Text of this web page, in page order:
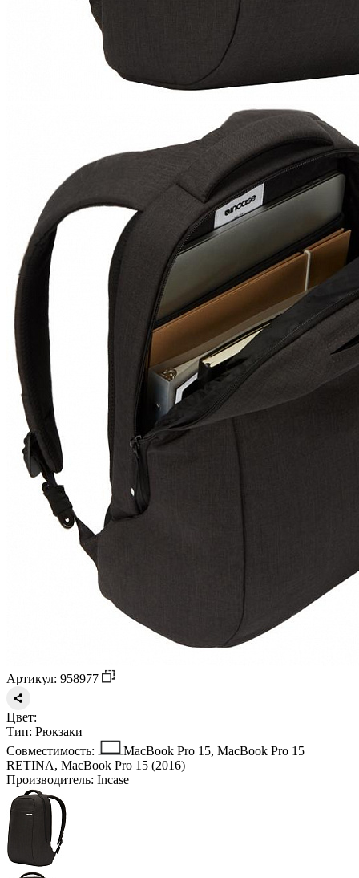
Артикул: 958977
Цвет:
Тип: Рюкзаки
Совместимость:
MacBook Pro 15, MacBook Pro 15
RETINA, MacBook Pro 15 (2016)
Производитель: Incase